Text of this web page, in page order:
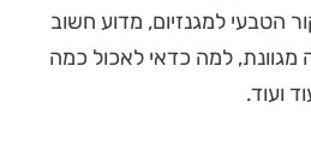
הטבעי למגנזיום, מדוע חשוב
מגוונת, למה כדאי לאכול כמה
ועוד.